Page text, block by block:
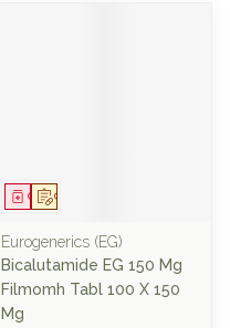
Op voorschrift
Geneesmiddel
Eurogenerics (EG)
Bicalutamide EG 150 Mg
Filmomh Tabl 100 X 150
Mg